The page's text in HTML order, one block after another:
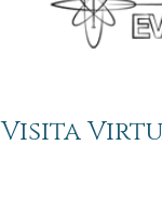
Visita